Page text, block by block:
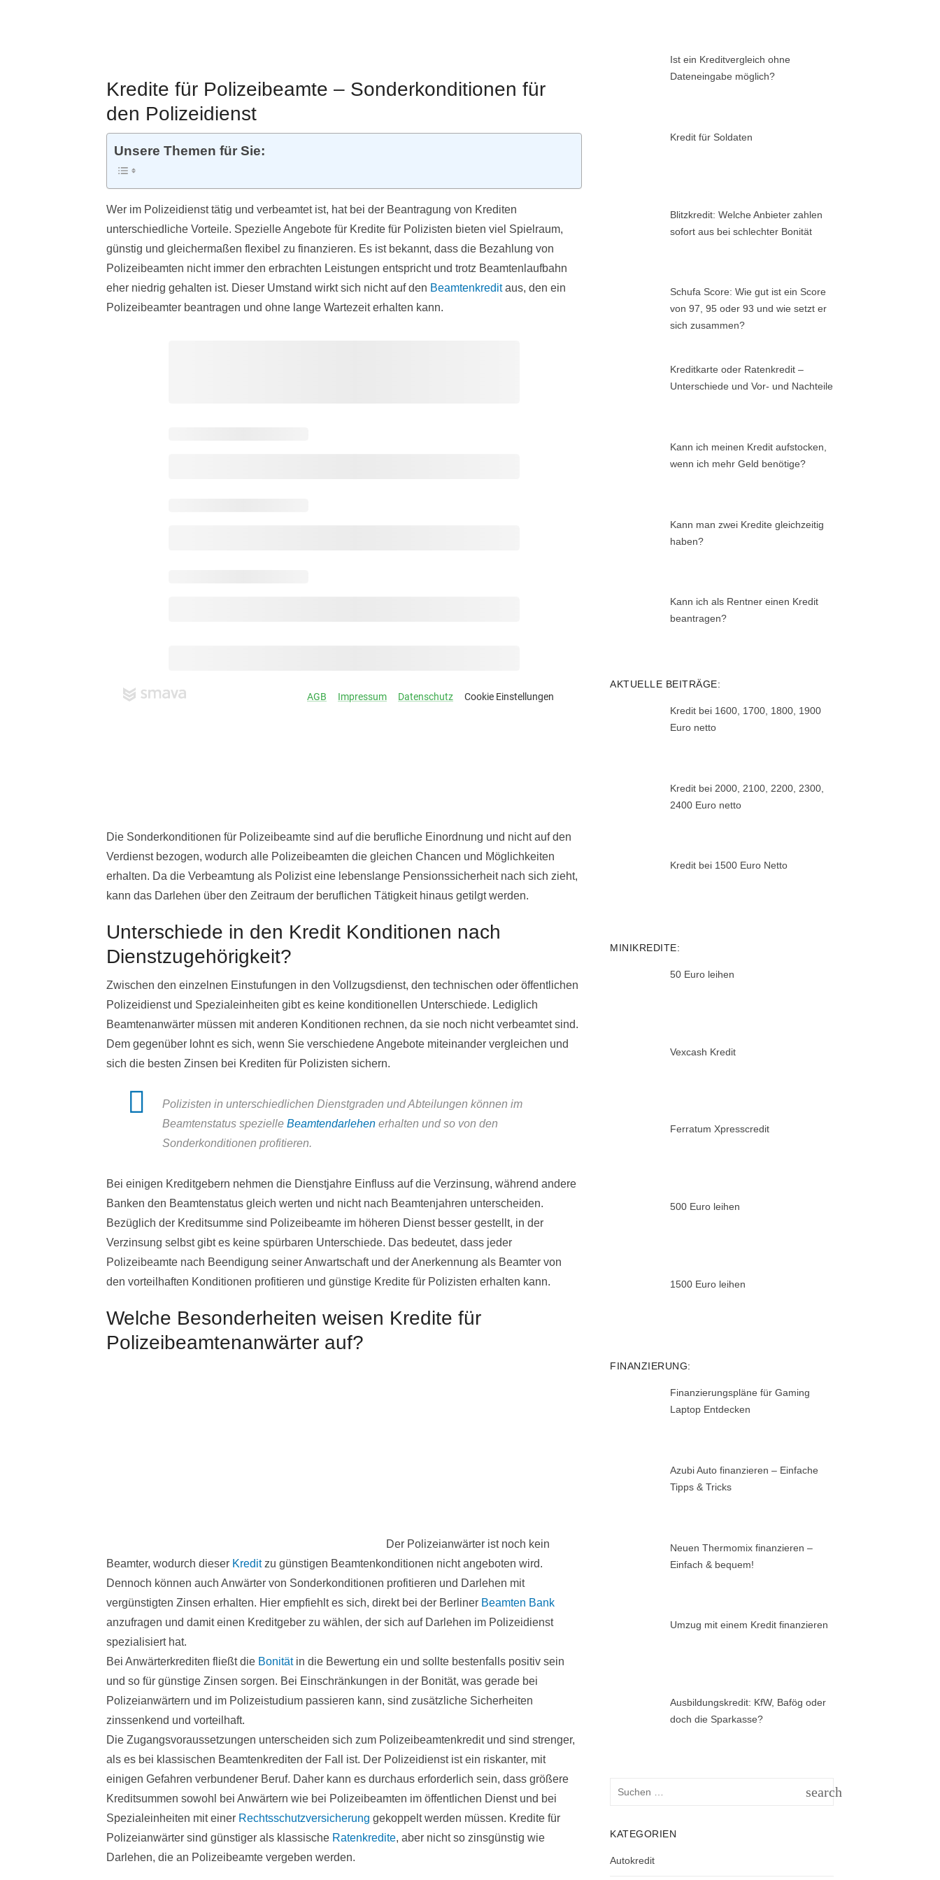
Kredite für Polizeibeamte – Sonderkonditionen für
den Polizeidienst
Unsere Themen für Sie:
Wer im Polizeidienst tätig und verbeamtet ist, hat bei der Beantragung von Krediten
unterschiedliche Vorteile. Spezielle Angebote für Kredite für Polizisten bieten viel Spielraum,
günstig und gleichermaßen flexibel zu finanzieren. Es ist bekannt, dass die Bezahlung von
Polizeibeamten nicht immer den erbrachten Leistungen entspricht und trotz Beamtenlaufbahn
eher niedrig gehalten ist. Dieser Umstand wirkt sich nicht auf den Beamtenkreditaus, den ein
Polizeibeamter beantragen und ohne lange Wartezeit erhalten kann.
Die Sonderkonditionen für Polizeibeamte sind auf die berufliche Einordnung und nicht auf den
Verdienst bezogen, wodurch alle Polizeibeamten die gleichen Chancen und Möglichkeiten
erhalten. Da die Verbeamtung als Polizist eine lebenslange Pensionssicherheit nach sich zieht,
kann das Darlehen über den Zeitraum der beruflichen Tätigkeit hinaus getilgt werden.
Unterschiede in den Kredit Konditionen nach
Dienstzugehörigkeit?
Zwischen den einzelnen Einstufungen in den Vollzugsdienst, den technischen oder öffentlichen
Polizeidienst und Spezialeinheiten gibt es keine konditionellen Unterschiede. Lediglich
Beamtenanwärter müssen mit anderen Konditionen rechnen, da sie noch nicht verbeamtet sind.
Dem gegenüber lohnt es sich, wenn Sie verschiedene Angebote miteinander vergleichen und
sich die besten Zinsen bei Krediten für Polizisten sichern.
Polizisten in unterschiedlichen Dienstgraden und Abteilungen können im
Beamtenstatus spezielle Beamtendarlehen erhalten und so von den
Sonderkonditionen profitieren.
Bei einigen Kreditgebern nehmen die Dienstjahre Einfluss auf die Verzinsung, während andere
Banken den Beamtenstatus gleich werten und nicht nach Beamtenjahren unterscheiden.
Bezüglich der Kreditsumme sind Polizeibeamte im höheren Dienst besser gestellt, in der
Verzinsung selbst gibt es keine spürbaren Unterschiede. Das bedeutet, dass jeder
Polizeibeamte nach Beendigung seiner Anwartschaft und der Anerkennung als Beamter von
den vorteilhaften Konditionen profitieren und günstige Kredite für Polizisten erhalten kann.
Welche Besonderheiten weisen Kredite für
Polizeibeamtenanwärter auf?
Der Polizeianwärter ist noch kein
Beamter, wodurch dieser Kreditzu günstigen Beamtenkonditionen nicht angeboten wird.
Dennoch können auch Anwärter von Sonderkonditionen profitieren und Darlehen mit
vergünstigten Zinsen erhalten. Hier empfiehlt es sich, direkt bei der Berliner Beamten Bank
anzufragen und damit einen Kreditgeber zu wählen, der sich auf Darlehen im Polizeidienst
spezialisiert hat.
Bei Anwärterkrediten fließt die Bonitätin die Bewertung ein und sollte bestenfalls positiv sein
und so für günstige Zinsen sorgen. Bei Einschränkungen in der Bonität, was gerade bei
Polizeianwärtern und im Polizeistudium passieren kann, sind zusätzliche Sicherheiten
zinssenkend und vorteilhaft.
Die Zugangsvoraussetzungen unterscheiden sich zum Polizeibeamtenkredit und sind strenger,
als es bei klassischen Beamtenkrediten der Fall ist. Der Polizeidienst ist ein riskanter, mit
einigen Gefahren verbundener Beruf. Daher kann es durchaus erforderlich sein, dass größere
Kreditsummen sowohl bei Anwärtern wie bei Polizeibeamten im öffentlichen Dienst und bei
Spezialeinheiten mit einer Rechtsschutzversicherung gekoppelt werden müssen. Kredite für
Polizeianwärter sind günstiger als klassische Ratenkredite, aber nicht so zinsgünstig wie
Darlehen, die an Polizeibeamte vergeben werden.
Ist ein Kreditvergleich ohne
Dateneingabe möglich?
Kredit für Soldaten
Blitzkredit: Welche Anbieter zahlen
sofort aus bei schlechter Bonität
Schufa Score: Wie gut ist ein Score
von 97, 95 oder 93 und wie setzt er
sich zusammen?
Kreditkarte oder Ratenkredit –
Unterschiede und Vor- und Nachteile
Kann ich meinen Kredit aufstocken,
wenn ich mehr Geld benötige?
Kann man zwei Kredite gleichzeitig
haben?
Kann ich als Rentner einen Kredit
beantragen?
AKTUELLE BEITRÄGE:
Kredit bei 1600, 1700, 1800, 1900
Euro netto
Kredit bei 2000, 2100, 2200, 2300,
2400 Euro netto
Kredit bei 1500 Euro Netto
MINIKREDITE:
50 Euro leihen
Vexcash Kredit
Ferratum Xpresscredit
500 Euro leihen
1500 Euro leihen
FINANZIERUNG:
Finanzierungspläne für Gaming
Laptop Entdecken
Azubi Auto finanzieren – Einfache
Tipps & Tricks
Neuen Thermomix finanzieren –
Einfach & bequem!
Umzug mit einem Kredit finanzieren
Ausbildungskredit: KfW, Bafög oder
doch die Sparkasse?
search
KATEGORIEN
Autokredit